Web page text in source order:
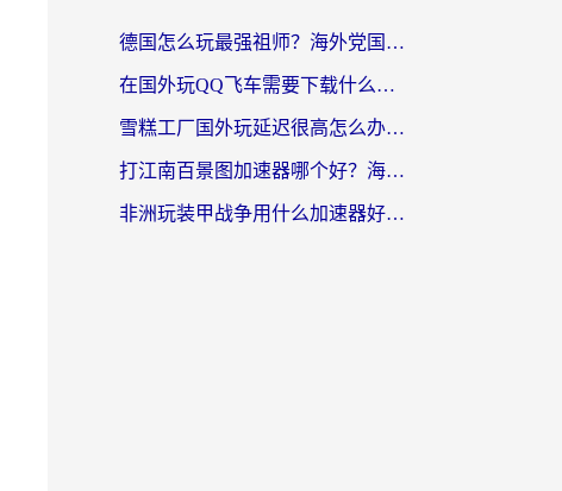
德国怎么玩最强祖师？海外党国服游戏加速器选择全攻略（附宝可梦Online实测）
在国外玩QQ飞车需要下载什么加速器呢？海外党亲测有效的国服游戏加速指南
雪糕工厂国外玩延迟很高怎么办？海外玩家国服游戏加速终极攻略（附实测推荐）
打江南百景图加速器哪个好？海外党踩坑N次后，终于找到不卡的秘诀
非洲玩装甲战争用什么加速器好？海外党亲测有效的国服游戏加速方案